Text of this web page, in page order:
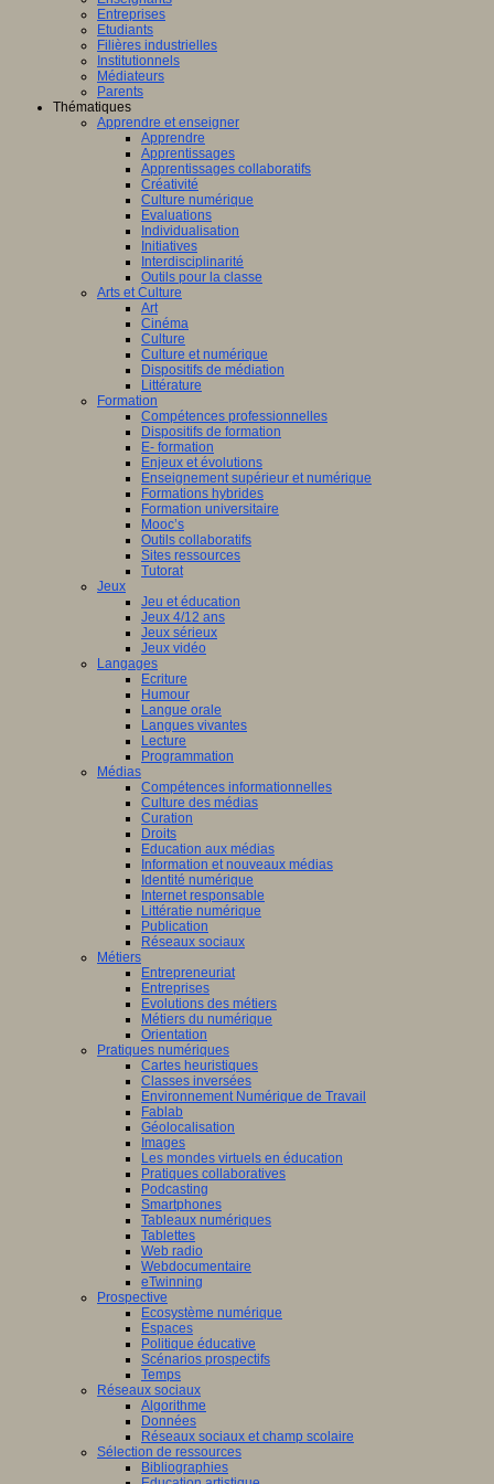
Entreprises
Etudiants
Filières industrielles
Institutionnels
Médiateurs
Parents
Thématiques
Apprendre et enseigner
Apprendre
Apprentissages
Apprentissages collaboratifs
Créativité
Culture numérique
Evaluations
Individualisation
Initiatives
Interdisciplinarité
Outils pour la classe
Arts et Culture
Art
Cinéma
Culture
Culture et numérique
Dispositifs de médiation
Littérature
Formation
Compétences professionnelles
Dispositifs de formation
E- formation
Enjeux et évolutions
Enseignement supérieur et numérique
Formations hybrides
Formation universitaire
Mooc’s
Outils collaboratifs
Sites ressources
Tutorat
Jeux
Jeu et éducation
Jeux 4/12 ans
Jeux sérieux
Jeux vidéo
Langages
Ecriture
Humour
Langue orale
Langues vivantes
Lecture
Programmation
Médias
Compétences informationnelles
Culture des médias
Curation
Droits
Education aux médias
Information et nouveaux médias
Identité numérique
Internet responsable
Littératie numérique
Publication
Réseaux sociaux
Métiers
Entrepreneuriat
Entreprises
Evolutions des métiers
Métiers du numérique
Orientation
Pratiques numériques
Cartes heuristiques
Classes inversées
Environnement Numérique de Travail
Fablab
Géolocalisation
Images
Les mondes virtuels en éducation
Pratiques collaboratives
Podcasting
Smartphones
Tableaux numériques
Tablettes
Web radio
Webdocumentaire
eTwinning
Prospective
Ecosystème numérique
Espaces
Politique éducative
Scénarios prospectifs
Temps
Réseaux sociaux
Algorithme
Données
Réseaux sociaux et champ scolaire
Sélection de ressources
Bibliographies